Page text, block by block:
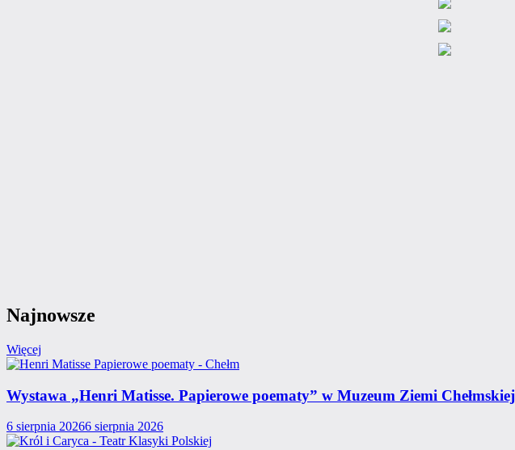
Najnowsze
Więcej
Wystawa „Henri Matisse. Papierowe poematy” w Muzeum Ziemi Chełmskiej
6 sierpnia 20266 sierpnia 2026